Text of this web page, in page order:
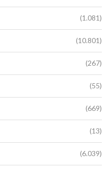
(1.081)
(10.801)
(267)
(55)
(669)
(13)
(6.039)